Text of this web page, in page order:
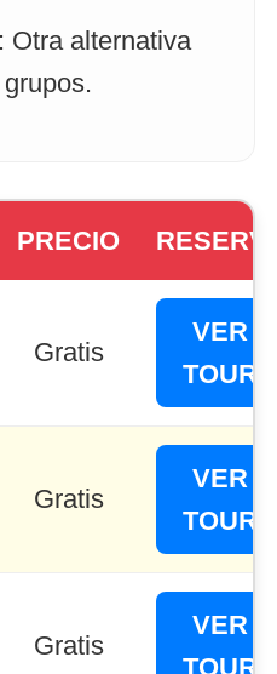
: Otra alternativa
PRECIO
Gratis
VER
TOUR
Gratis
VER
TOUR
Gratis
VER
TOUR